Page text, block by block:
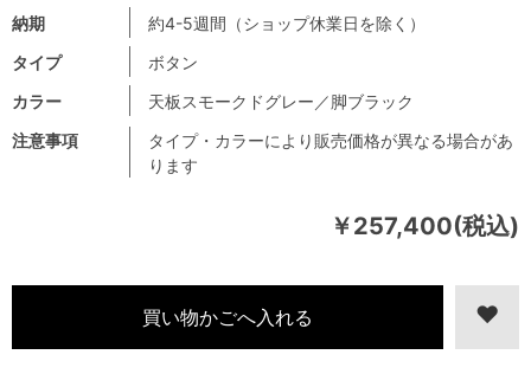
￥257,400(税込)
注意事項
タイプ・カラーにより販売価格が異なる場合があ
ります
納期
約4-5週間（ショップ休業日を除く）
タイプ
ボタン
カラー
天板スモークドグレー／脚ブラック